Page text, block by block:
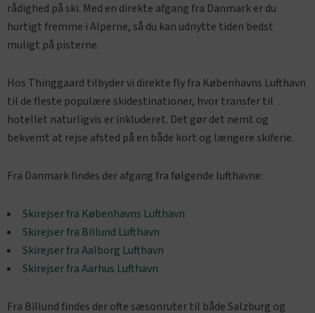
rådighed på ski. Med en direkte afgang fra Danmark er du
hurtigt fremme i Alperne, så du kan udnytte tiden bedst
muligt på pisterne.
Hos Thinggaard tilbyder vi direkte fly fra Københavns Lufthavn
til de fleste populære skidestinationer, hvor transfer til
hotellet naturligvis er inkluderet. Det gør det nemt og
bekvemt at rejse afsted på en både kort og længere skiferie.
Fra Danmark findes der afgang fra følgende lufthavne:
Skirejser fra Københavns Lufthavn
Skirejser fra Billund Lufthavn
Skirejser fra Aalborg Lufthavn
Skirejser fra Aarhus Lufthavn
Fra Billund findes der ofte sæsonruter til både Salzburg og